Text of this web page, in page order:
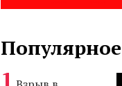
Популярное